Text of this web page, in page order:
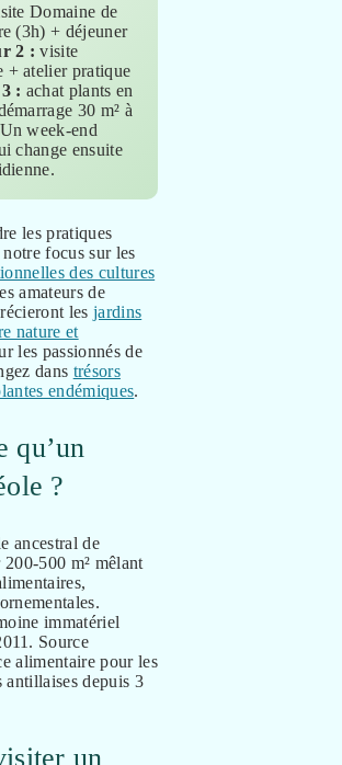
Domaine de
(3h) + déjeuner
2 : visite
+ atelier pratique
: achat plants en
30 m² à
week-end
change ensuite
les pratiques
focus sur les
des cultures
amateurs de
les jardins
nature et
les passionnés de
dans trésors
endémiques.
qu’un
?
ancestral de
500 m² mêlant
immatériel
Source
alimentaire pour les
antillaises depuis 3
un